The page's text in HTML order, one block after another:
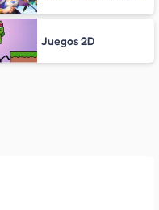
Juegos 2D